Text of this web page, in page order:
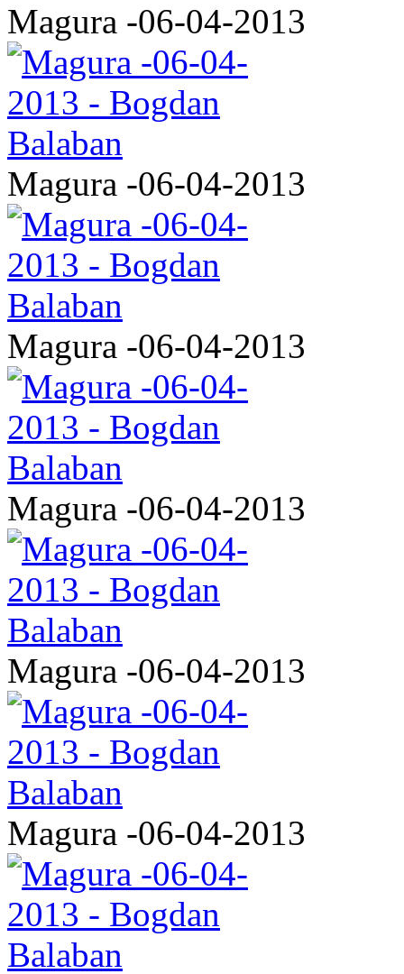
Magura -06-04-2013
Magura -06-04-2013
Magura -06-04-2013
Magura -06-04-2013
Magura -06-04-2013
Magura -06-04-2013